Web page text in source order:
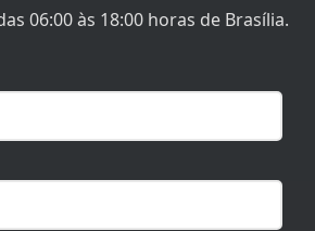
06:00 às 18:00 horas de Brasília.